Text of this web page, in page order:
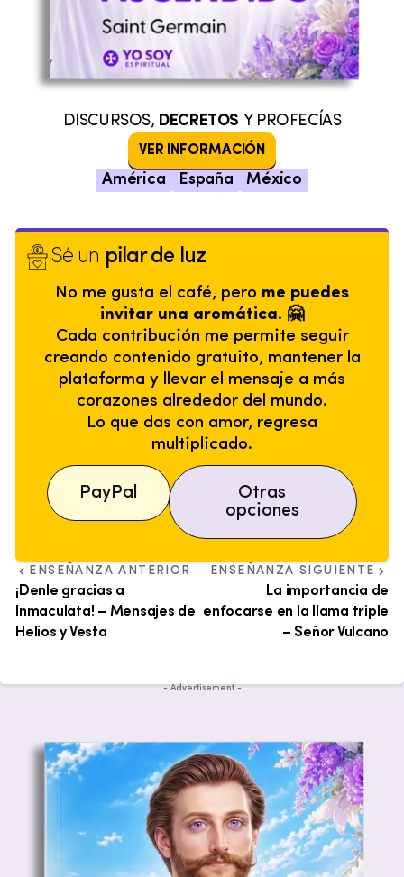
DISCURSOS, DECRETOS Y PROFECÍAS
VER INFORMACIÓN
América España México
Sé un pilar de luz
No me gusta el café, pero me puedes
invitar una aromática. 🤗
Cada contribución me permite seguir
creando contenido gratuito, mantener la
plataforma y llevar el mensaje a más
corazones alrededor del mundo.
Lo que das con amor, regresa
multiplicado.
PayPal
Otras
opciones
ENSEÑANZA ANTERIOR
¡Denle gracias a
Inmaculata! – Mensajes de
Helios y Vesta
ENSEÑANZA SIGUIENTE
La importancia de
enfocarse en la llama triple
– Señor Vulcano
- Advertisement -